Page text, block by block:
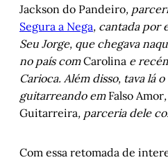
Jackson do Pandeiro,
Segura a Nega, cantada por
Seu Jorge, que chegava
no país comCarolina e
Carioca. Além disso, tava lá
guitarreando em Falso Amor
Guitarreira, parceria dele
Com essa retomada de